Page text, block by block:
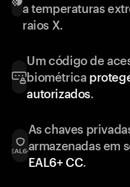
a temperaturas
raios X.
Um código de
biométrica
autorizados.
As chaves
armazenadas em
EAL6+ CC.